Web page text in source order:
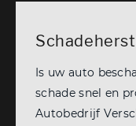
Is uw auto
schade snel en
Autobedrijf